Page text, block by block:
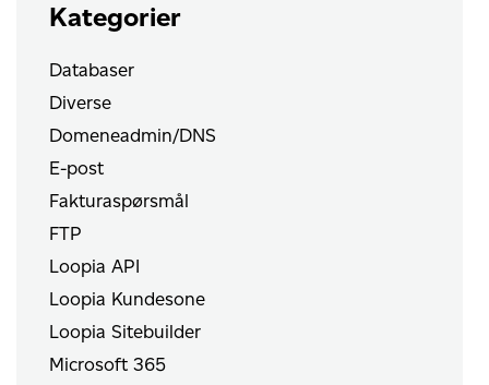
Kategorier
Databaser
Diverse
Domeneadmin/DNS
E-post
Fakturaspørsmål
FTP
Loopia API
Loopia Kundesone
Loopia Sitebuilder
Microsoft 365